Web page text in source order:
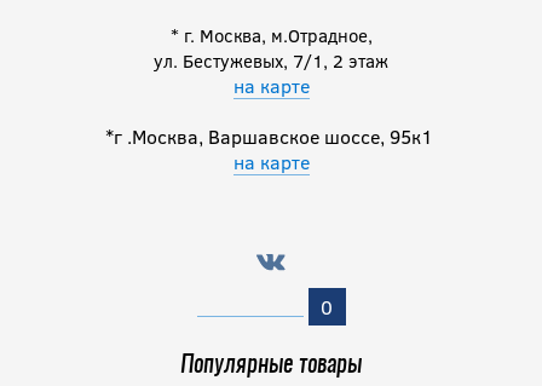
* г. Москва, м.Отрадное,
ул. Бестужевых, 7/1, 2 этаж
на карте
*г .Москва, Варшавское шоссе, 95к1
на карте
0
Популярные товары